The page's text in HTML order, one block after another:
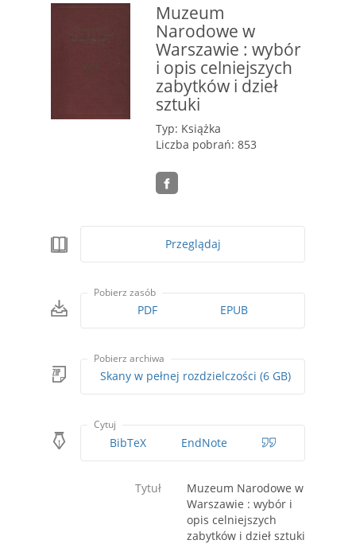
Muzeum
Narodowe w
Warszawie : wybór
i opis celniejszych
zabytków i dzieł
sztuki
Typ: Książka
Liczba pobrań: 853
Przeglądaj
Pobierz zasób
PDF EPUB
Pobierz archiwa
Skany w pełnej rozdzielczości (6 GB)
Cytuj
BibTeX EndNote
Tytuł
Muzeum Narodowe w
Warszawie : wybór i
opis celniejszych
zabytków i dzieł sztuki